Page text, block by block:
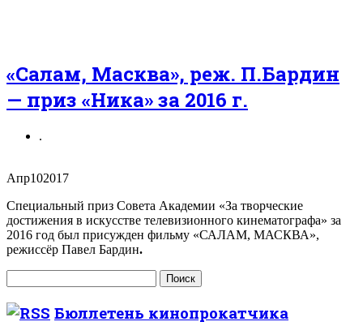
«Салам, Масква», реж. П.Бардин
— приз «Ника» за 2016 г.
.
Апр102017
Специальный приз Совета Академии «За творческие
достижения в искусстве телевизионного кинематографа» за
2016 год был присужден фильму «САЛАМ, МАСКВА»,
режиссёр Павел Бардин.
Бюллетень кинопрокатчика